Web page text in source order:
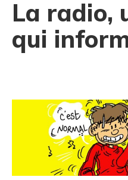
La radio,
qui